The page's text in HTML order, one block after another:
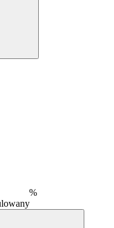
%